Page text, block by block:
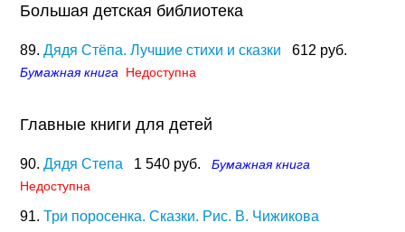
Большая детская библиотека
89. Дядя Стёпа. Лучшие стихи и сказки 612 руб.
Бумажная книга Недоступна
Главные книги для детей
90. Дядя Степа 1 540 руб.
Бумажная книга
Недоступна
91. Три поросенка. Сказки. Рис. В. Чижикова